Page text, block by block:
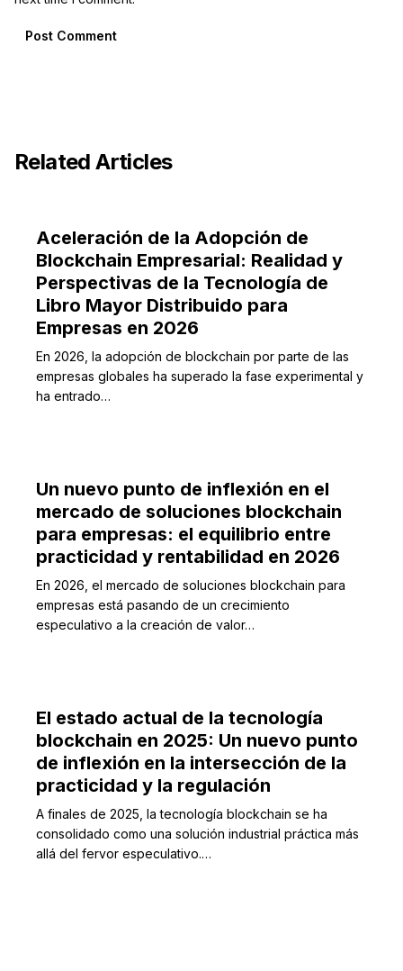
Post Comment
Related Articles
Aceleración de la Adopción de
Blockchain Empresarial: Realidad y
Perspectivas de la Tecnología de
Libro Mayor Distribuido para
Empresas en 2026
En 2026, la adopción de blockchain por parte de las
empresas globales ha superado la fase experimental y
ha entrado…
Un nuevo punto de inflexión en el
mercado de soluciones blockchain
para empresas: el equilibrio entre
practicidad y rentabilidad en 2026
En 2026, el mercado de soluciones blockchain para
empresas está pasando de un crecimiento
especulativo a la creación de valor…
El estado actual de la tecnología
blockchain en 2025: Un nuevo punto
de inflexión en la intersección de la
practicidad y la regulación
A finales de 2025, la tecnología blockchain se ha
consolidado como una solución industrial práctica más
allá del fervor especulativo.…